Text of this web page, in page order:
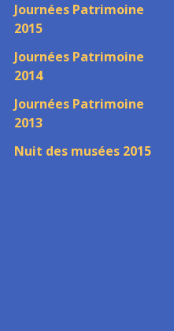
Journées Patrimoine
2015
Journées Patrimoine
2014
Journées Patrimoine
2013
Nuit des musées 2015